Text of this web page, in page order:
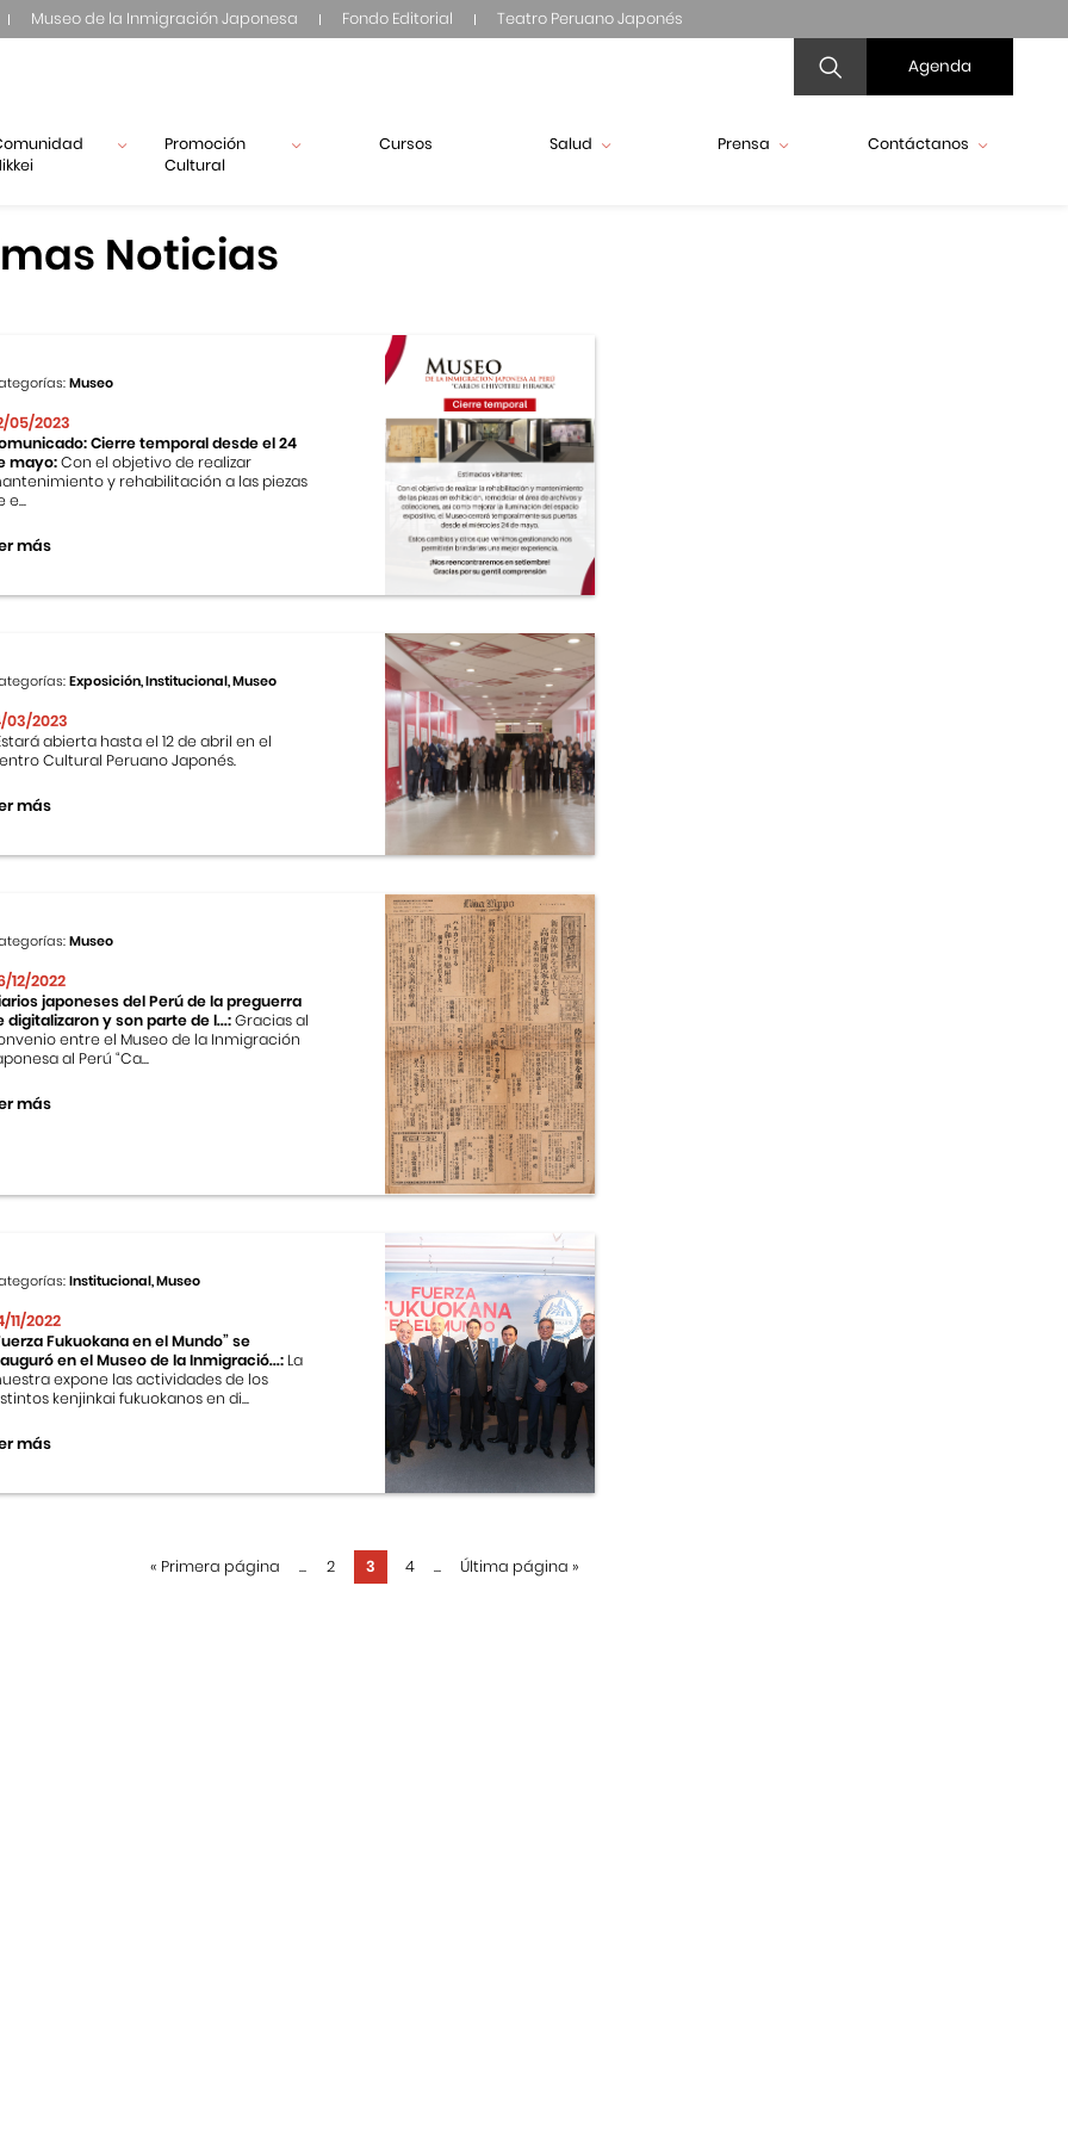
Museo de la Inmigración Japonesa Fondo Editorial Teatro Peruano Japonés
Agenda
Promoción
Cultural
Cursos Salud Prensa Contáctanos
Noticias
Museo
05/2023
Cierre temporal desde el 24
mayo:Con el objetivo de realizar
y rehabilitación a las piezas
e...
más
Exposición, Institucional, Museo
03/2023
abierta hasta el 12 de abril en el
Cultural Peruano Japonés.
más
Museo
12/2022
japoneses del Perú de la preguerra
digitalizaron y son parte de l...:Gracias al
entre el Museo de la Inmigración
al Perú “Ca...
más
Institucional, Museo
11/2022
Fukuokana en el Mundo” se
en el Museo de la Inmigració...: La
expone las actividades de los
kenjinkai fukuokanos en di...
más
« Primera página ... 2 3 4 ... Última página »